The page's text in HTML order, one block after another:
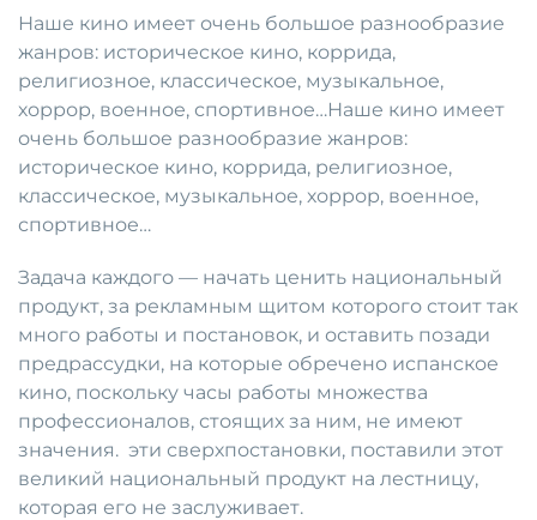
Наше кино имеет очень большое разнообразие
жанров: историческое кино, коррида,
религиозное, классическое, музыкальное,
хоррор, военное, спортивное…Наше кино имеет
очень большое разнообразие жанров:
историческое кино, коррида, религиозное,
классическое, музыкальное, хоррор, военное,
спортивное…
Задача каждого — начать ценить национальный
продукт, за рекламным щитом которого стоит так
много работы и постановок, и оставить позади
предрассудки, на которые обречено испанское
кино, поскольку часы работы множества
профессионалов, стоящих за ним, не имеют
значения. эти сверхпостановки, поставили этот
великий национальный продукт на лестницу,
которая его не заслуживает.